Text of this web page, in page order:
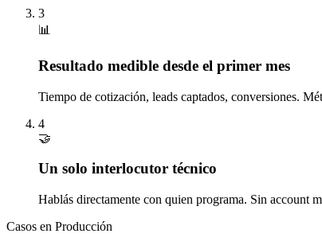
3
📊
Resultado medible desde el primer mes
Tiempo de cotización, leads captados, conversiones.
4
🤝
Un solo interlocutor técnico
Hablás directamente con quien programa. Sin account
Casos en Producción